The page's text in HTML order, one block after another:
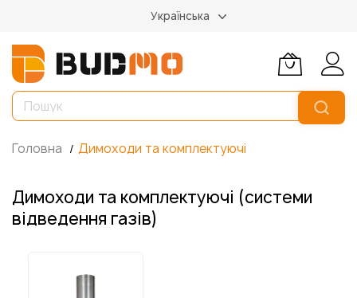
Українська
Головна Димоходи та комплектуючі
Димоходи та комплектуючі (системи
відведення газів)